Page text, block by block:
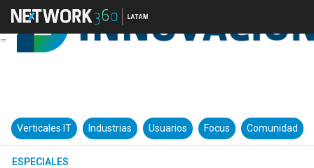
Verticales IT Industrias Usuarios Focus Comunidad
ESPECIALES